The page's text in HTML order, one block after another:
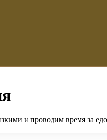
и проводим время за